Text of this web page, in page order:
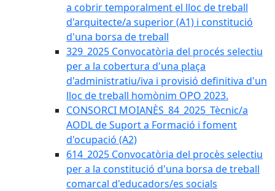
a cobrir temporalment el lloc de treball
d'arquitecte/a superior (A1) i constitució
d'una borsa de treball
329_2025 Convocatòria del procés selectiu
per a la cobertura d'una plaça
d'administratiu/iva i provisió definitiva d'un
lloc de treball homònim OPO 2023.
CONSORCI MOIANÈS_84_2025_Tècnic/a
AODL de Suport a Formació i foment
d'ocupació (A2)
614_2025 Convocatòria del procès selectiu
per a la constitució d'una borsa de treball
comarcal d'educadors/es socials